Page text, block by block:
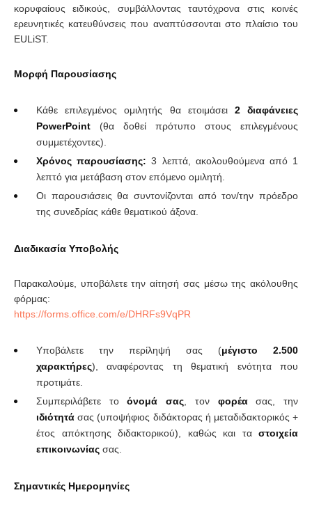
κορυφαίους ειδικούς, συμβάλλοντας ταυτόχρονα στις κοινές
ερευνητικές κατευθύνσεις που αναπτύσσονται στο πλαίσιο του
EULiST.
Μορφή Παρουσίασης
Κάθε επιλεγμένος ομιλητής θα ετοιμάσει 2 διαφάνειες
PowerPoint (θα δοθεί πρότυπο στους επιλεγμένους
συμμετέχοντες).
Χρόνος παρουσίασης: 3 λεπτά, ακολουθούμενα από 1
λεπτό για μετάβαση στον επόμενο ομιλητή.
Οι παρουσιάσεις θα συντονίζονται από τον/την πρόεδρο
της συνεδρίας κάθε θεματικού άξονα.
Διαδικασία Υποβολής
Παρακαλούμε, υποβάλετε την αίτησή σας μέσω της ακόλουθης
φόρμας:
https://forms.office.com/e/DHRFs9VqPR
Υποβάλετε την περίληψή σας (μέγιστο 2.500
χαρακτήρες), αναφέροντας τη θεματική ενότητα που
προτιμάτε.
Συμπεριλάβετε τοόνομά σας , τον φορέασας, την
ιδιότητά σας (υποψήφιος διδάκτορας ή μεταδιδακτορικός +
έτος απόκτησης διδακτορικού), καθώς και τα στοιχεία
επικοινωνίας σας.
Σημαντικές Ημερομηνίες